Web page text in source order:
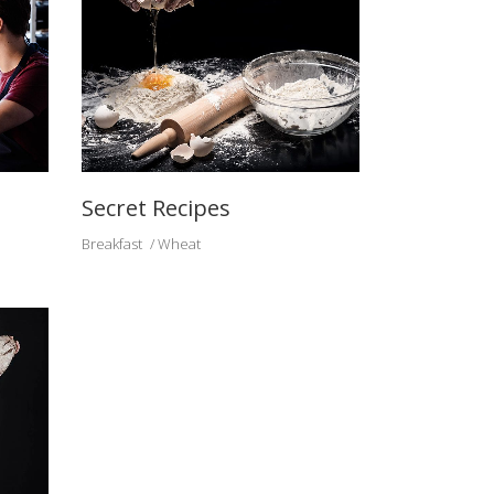
Secret Recipes
Breakfast Wheat
CONTACTO
OBRADOR ARTESANAL DE TRICIO
C/ Eras, 16 - 26312 - Tricio - La
Rioja